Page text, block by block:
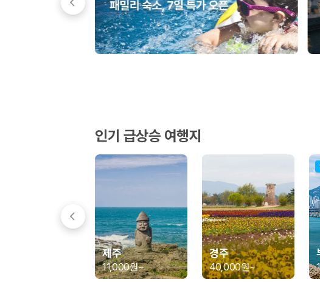
완전자차와 슈퍼자차는 업체별 보장 범위가 다를 수 있습니다. 카모아에서는 제주 렌
3. 제주공항 접근성과 셔틀 조건을 함께 확인하세요
제주 렌트카는 차량 인수 위치와 셔틀 편의성에 따라 실제 이용 만족도가 달라집니다
커플·친구 여행에서 많이 선택되며 가격과 승차감의 균형이 좋은 차종입니다.
가족 여행, 짐이 많은 여행, 장거리 이동에 적합하며 보험 조건과 차량 연식을 함
단체 여행이나 4인 이상 가족 여행에 적합하며 인원수, 짐 공간, 보험 조건을 함
제주렌트카 보험까지 비교해야 진짜 가격비교입니다
동일한 차량이라도 보험 조건에 따라 실제 부담 금액이 달라질 수 있습니다. 카모아
사고 발생 시 일정 금액의 면책금이 발생할 수 있습니다.
보상 한도 내에서 면책금 부담이 줄어드는 보험 조건입니다.
인기 급상승 여행지
제주
11,000원~
경주
40,000원~